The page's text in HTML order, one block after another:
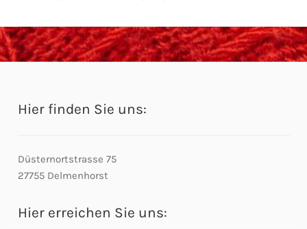
Hier finden Sie uns:
Düsternortstrasse 75
27755 Delmenhorst
Hier erreichen Sie uns: